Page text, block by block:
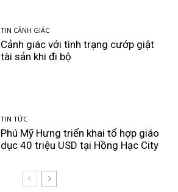
TIN CẢNH GIÁC
Cảnh giác với tình trạng cướp giật
tài sản khi đi bộ
TIN TỨC
Phú Mỹ Hưng triển khai tổ hợp giáo
dục 40 triệu USD tại Hồng Hạc City